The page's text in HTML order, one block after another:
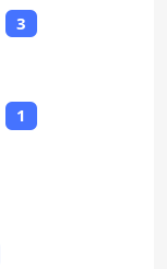
3
1